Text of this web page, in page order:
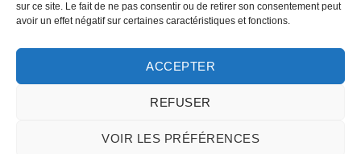
sur ce site. Le fait de ne pas consentir ou de retirer son consentement peut
avoir un effet négatif sur certaines caractéristiques et fonctions.
ACCEPTER
REFUSER
VOIR LES PRÉFÉRENCES